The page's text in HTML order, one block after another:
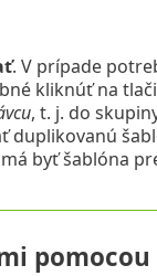
. V prípade
kliknúť na
, t. j. do
duplikovanú
byť šablóna